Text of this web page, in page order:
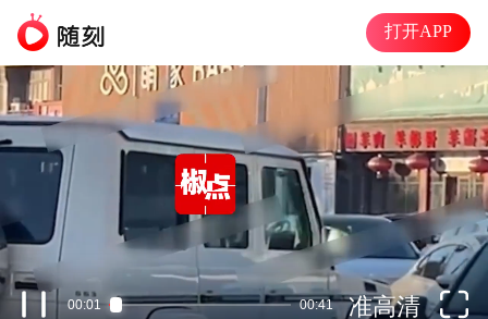
打开APP
00:01 00:41 准高清